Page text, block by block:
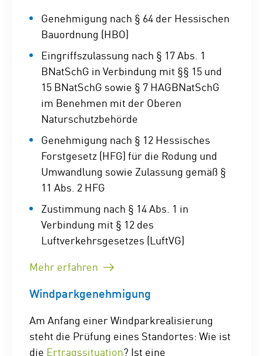
Genehmigung nach § 64 der Hessischen
Bauordnung (HBO)
Eingriffszulassung nach § 17 Abs. 1
BNatSchG in Verbindung mit §§ 15 und
15 BNatSchG sowie § 7 HAGBNatSchG
im Benehmen mit der Oberen
Naturschutzbehörde
Genehmigung nach § 12 Hessisches
Forstgesetz (HFG) für die Rodung und
Umwandlung sowie Zulassung gemäß §
11 Abs. 2 HFG
Zustimmung nach § 14 Abs. 1 in
Verbindung mit § 12 des
Luftverkehrsgesetzes (LuftVG)
Mehr erfahren
Windparkgenehmigung
Am Anfang einer Windparkrealisierung
steht die Prüfung eines Standortes: Wie ist
die Ertragssituation? Ist eine